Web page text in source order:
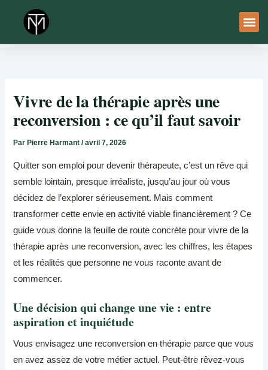
contenu
Vivre de la thérapie après une
reconversion : ce qu’il faut savoir
Par Pierre Harmant/avril 7, 2026
Quitter son emploi pour devenir thérapeute, c’est un rêve qui
semble lointain, presque irréaliste, jusqu’au jour où vous
décidez de l’explorer sérieusement. Mais comment
transformer cette envie en activité viable financièrement ? Ce
guide vous donne la feuille de route concrète pour vivre de la
thérapie après une reconversion, avec les chiffres, les étapes
et les réalités que personne ne vous raconte avant de
commencer.
Une décision qui change une vie : entre
aspiration et inquiétude
Vous envisagez une reconversion en thérapie parce que vous
en avez assez de votre métier actuel. Peut-être rêvez-vous